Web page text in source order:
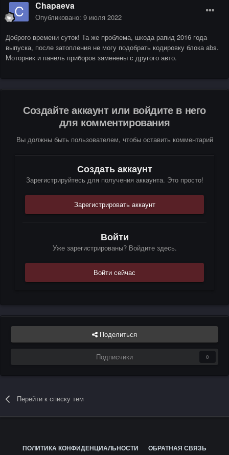
Chapaeva
Опубликовано: 9 июля 2022
Доброго времени суток! Та же проблема, шкода рапид 2016 года
выпуска, после затопления не могу подобрать кодировку блока abs.
Моторник и панель приборов заменены с другого авто.
Создайте аккаунт или войдите в него
для комментирования
Вы должны быть пользователем, чтобы оставить комментарий
Создать аккаунт
Зарегистрируйтесь для получения аккаунта. Это просто!
Зарегистрировать аккаунт
Войти
Уже зарегистрированы? Войдите здесь.
Войти сейчас
Поделиться
Подписчики 0
Перейти к списку тем
ПОЛИТИКА КОНФИДЕНЦИАЛЬНОСТИ ОБРАТНАЯ СВЯЗЬ